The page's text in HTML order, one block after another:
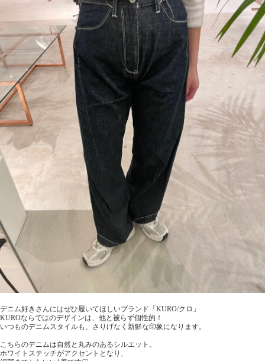
デニム好きさんにはぜひ履いてほしいブランド「KURO/クロ」
KUROならではのデザインは、他と被らず個性的！
いつものデニムスタイルも、さりげなく新鮮な印象になります。
こちらのデニムは自然と丸みのあるシルエット。
ホワイトステッチがアクセントとなり、